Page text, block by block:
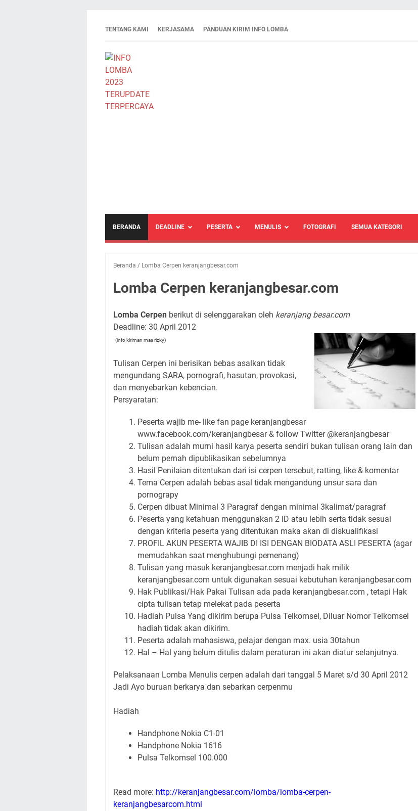
TENTANG KAMI KERJASAMA PANDUAN KIRIM INFO LOMBA
BERANDA DEADLINE PESERTA MENULIS FOTOGRAFI SEMUA KATEGORI
Beranda / Lomba Cerpen keranjangbesar.com
Lomba Cerpen keranjangbesar.com
Lomba Cerpen berikut di selenggarakan oleh keranjang besar.com
Deadline: 30 April 2012
(info kiriman mas rizky)
Tulisan Cerpen ini berisikan bebas asalkan tidak
mengundang SARA, pornografi, hasutan, provokasi,
dan menyebarkan kebencian.
Persyaratan:
Peserta wajib me- like fan page keranjangbesar
www.facebook.com/keranjangbesar & follow Twitter @keranjangbesar
Tulisan adalah murni hasil karya peserta sendiri bukan tulisan orang lain dan
belum pernah dipublikasikan sebelumnya
Hasil Penilaian ditentukan dari isi cerpen tersebut, ratting, like & komentar
Tema Cerpen adalah bebas asal tidak mengandung unsur sara dan
pornograpy
Cerpen dibuat Minimal 3 Paragraf dengan minimal 3kalimat/paragraf
Peserta yang ketahuan menggunakan 2 ID atau lebih serta tidak sesuai
dengan kriteria peserta yang ditentukan maka akan di diskualifikasi
PROFIL AKUN PESERTA WAJIB DI ISI DENGAN BIODATA ASLI PESERTA (agar
memudahkan saat menghubungi pemenang)
Tulisan yang masuk keranjangbesar.com menjadi hak milik
keranjangbesar.com untuk digunakan sesuai kebutuhan keranjangbesar.com
Hak Publikasi/Hak Pakai Tulisan ada pada keranjangbesar.com , tetapi Hak
cipta tulisan tetap melekat pada peserta
Hadiah Pulsa Yang dikirim berupa Pulsa Telkomsel, Diluar Nomor Telkomsel
hadiah tidak akan dikirim.
Peserta adalah mahasiswa, pelajar dengan max. usia 30tahun
Hal – Hal yang belum ditulis dalam peraturan ini akan diatur selanjutnya.
Pelaksanaan Lomba Menulis cerpen adalah dari tanggal 5 Maret s/d 30 April 2012
Jadi Ayo buruan berkarya dan sebarkan cerpenmu
Hadiah
Handphone Nokia C1-01
Handphone Nokia 1616
Pulsa Telkomsel 100.000
Read more: http://keranjangbesar.com/lomba/lomba-cerpen-
keranjangbesarcom.html